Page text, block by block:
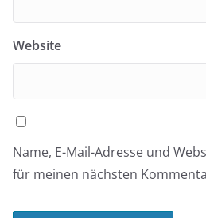
Website
Name, E-Mail-Adresse und
für meinen nächsten